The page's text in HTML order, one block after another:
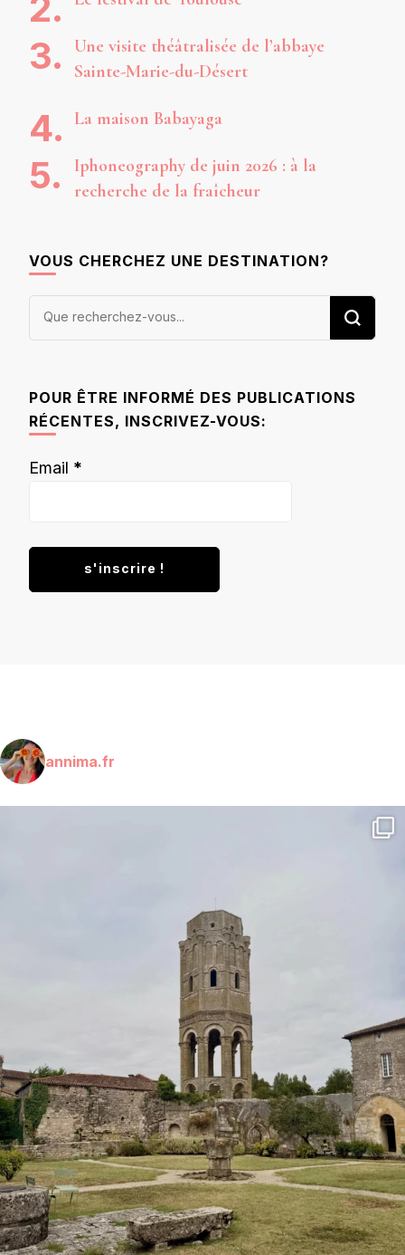
Une visite théâtralisée de l’abbaye
Sainte-Marie-du-Désert
La maison Babayaga
Iphoneography de juin 2026 : à la
recherche de la fraîcheur
VOUS CHERCHEZ UNE DESTINATION?
Vous
POUR ÊTRE INFORMÉ DES PUBLICATIONS
RÉCENTES, INSCRIVEZ-VOUS:
Email *
annima.fr